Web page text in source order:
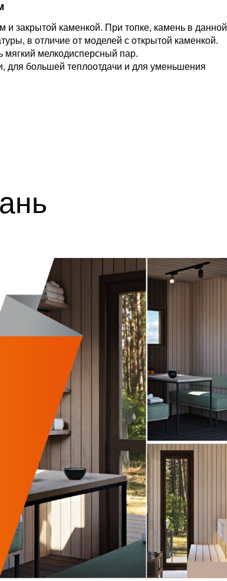
и закрытой каменкой. При топке, камень в данной
в отличие от моделей с открытой каменкой.
мягкий мелкодисперсный пар.
для большей теплоотдачи и для уменьшения